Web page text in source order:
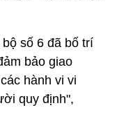
số 6 đã bố trí
bảo giao
hành vi vi
quy định",